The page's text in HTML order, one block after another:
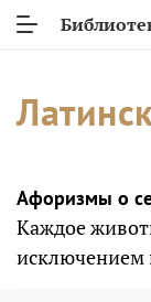
Афоризмы о
Каждое
исключением